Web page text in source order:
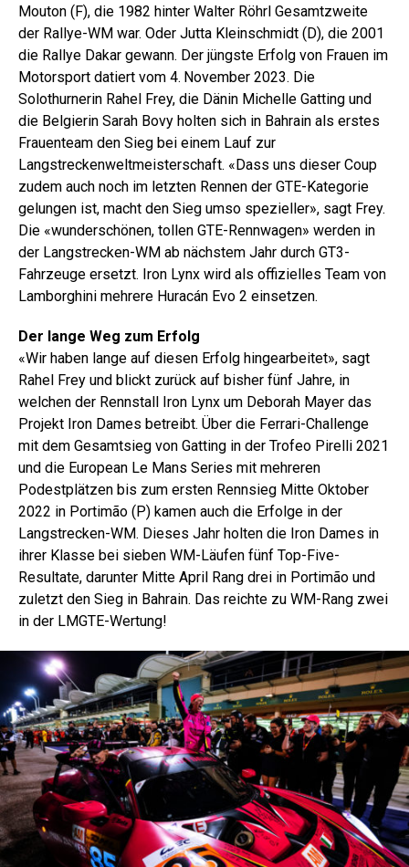
Mouton (F), die 1982 hinter Walter Röhrl Gesamtzweite
der Rallye-WM war. Oder Jutta Kleinschmidt (D), die 2001
die Rallye Dakar gewann. Der jüngste Erfolg von Frauen im
Motorsport datiert vom 4. November 2023. Die
Solothurnerin Rahel Frey, die Dänin Michelle Gatting und
die Belgierin Sarah Bovy holten sich in Bahrain als erstes
Frauenteam den Sieg bei einem Lauf zur
Langstreckenweltmeisterschaft. «Dass uns dieser Coup
zudem auch noch im letzten Rennen der GTE-Kategorie
gelungen ist, macht den Sieg umso spezieller», sagt Frey.
Die «wunderschönen, tollen GTE-Rennwagen» werden in
der Langstrecken-WM ab nächstem Jahr durch GT3-
Fahrzeuge ersetzt. Iron Lynx wird als offizielles Team von
Lamborghini mehrere Huracán Evo 2 einsetzen.
Der lange Weg zum Erfolg
«Wir haben lange auf diesen Erfolg hingearbeitet», sagt
Rahel Frey und blickt zurück auf bisher fünf Jahre, in
welchen der Rennstall Iron Lynx um Deborah Mayer das
Projekt Iron ­Dames betreibt. Über die Ferrari-Challenge
mit dem Gesamtsieg von Gatting in der Trofeo Pirelli 2021
und die European Le Mans Series mit mehreren
Podestplätzen bis zum ersten Rennsieg Mitte Oktober
2022 in Portimão (P) kamen auch die Erfolge in der
Langstrecken-WM. Dieses Jahr holten die Iron Dames in
ihrer Klasse bei sieben WM-Läufen fünf Top-Five-
Resultate, darunter Mitte April Rang drei in Portimão und
zuletzt den Sieg in Bahrain. Das reichte zu WM-Rang zwei
in der LMGTE-Wertung!